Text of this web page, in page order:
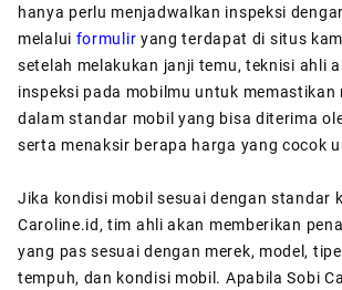
hanya perlu menjadwalkan inspeksi
melalui formulir yang terdapat di situs
setelah melakukan janji temu, teknisi ahli
inspeksi pada mobilmu untuk memastikan
dalam standar mobil yang bisa diterima
serta menaksir berapa harga yang cocok
Jika kondisi mobil sesuai dengan standar
Caroline.id, tim ahli akan memberikan
yang pas sesuai dengan merek, model,
tempuh, dan kondisi mobil. Apabila Sobi